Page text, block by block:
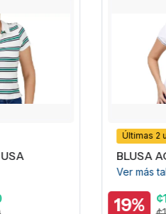
BLUSA ACTIVE USA
¢11,800